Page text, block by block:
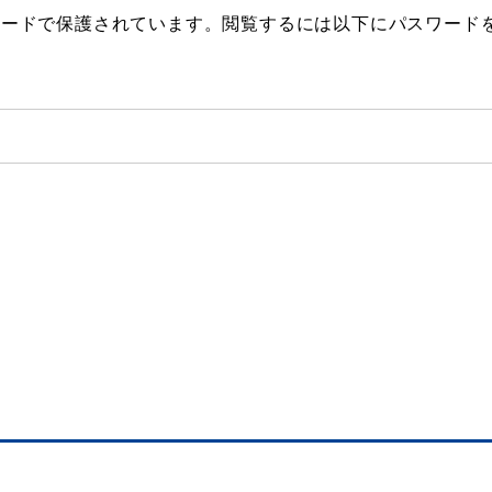
ドで保護されています。閲覧するには以下にパスワード